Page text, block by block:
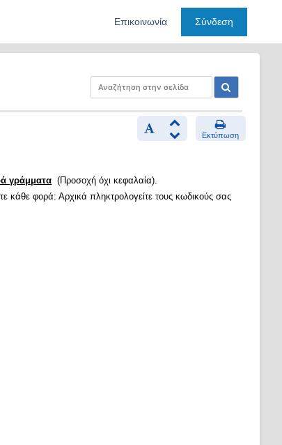
Επικοινωνία Σύνδεση
Εκτύπωση
γράμματα (Προσοχή όχι κεφαλαία).
κάθε φορά: Αρχικά πληκτρολογείτε τους κωδικούς σας